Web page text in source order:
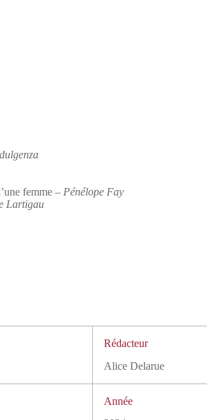
femme – Pénélope Fay
Lartigau
Rédacteur
Alice Delarue
Année